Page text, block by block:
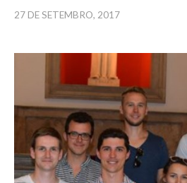
27 DE SETEMBRO, 2017